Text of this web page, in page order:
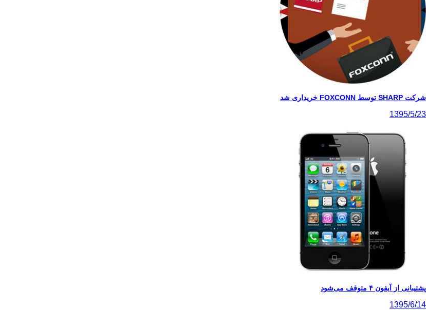
شرکت SHARP توسط FOXCONN خریداری شد
1395/5/23
پشتیبانی از آیفون ۴ متوقف می‌شود
1395/6/14